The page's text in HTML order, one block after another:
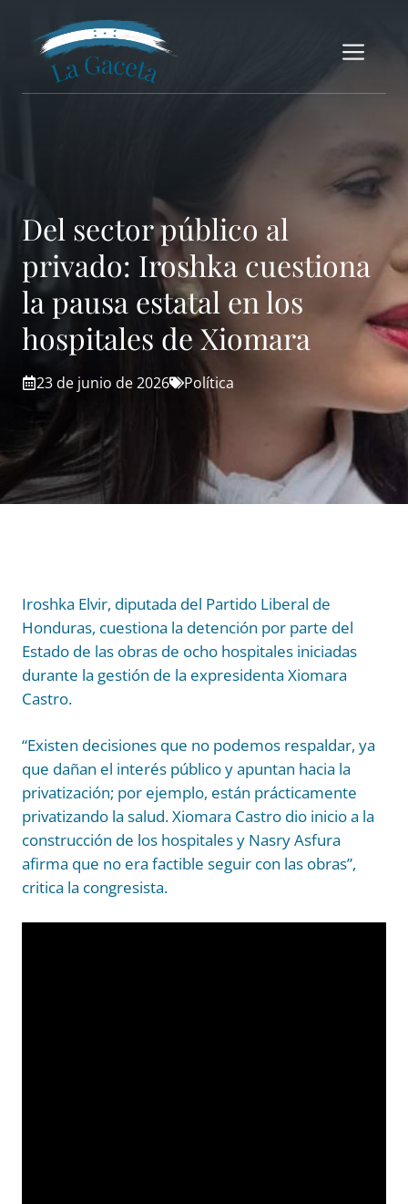
contenido
Del sector público al
privado: Iroshka cuestiona
la pausa estatal en los
hospitales de Xiomara
23 de junio de 2026 Política
Iroshka Elvir, diputada del Partido Liberal de
Honduras, cuestiona la detención por parte del
Estado de las obras de ocho hospitales iniciadas
durante la gestión de la expresidenta Xiomara
Castro.
“Existen decisiones que no podemos respaldar, ya
que dañan el interés público y apuntan hacia la
privatización; por ejemplo, están prácticamente
privatizando la salud. Xiomara Castro dio inicio a la
construcción de los hospitales y Nasry Asfura
afirma que no era factible seguir con las obras”,
critica la congresista.